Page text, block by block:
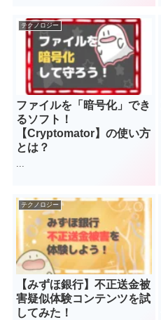
テクノロジー
ファイルを「暗号化」でき
るソフト！
【Cryptomator】の使い方
とは？
...
テクノロジー
【みずほ銀行】不正送金被
害疑似体験コンテンツを試
してみた！